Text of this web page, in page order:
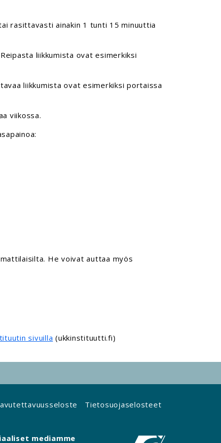
rasittavasti ainakin 1 tunti 15 minuuttia
liikkumista ovat esimerkiksi
liikkumista ovat esimerkiksi portaissa
viikossa.
He voivat auttaa myös
sivuilla (ukkinstituutti.fi)
Tietosuojaselosteet
mediamme